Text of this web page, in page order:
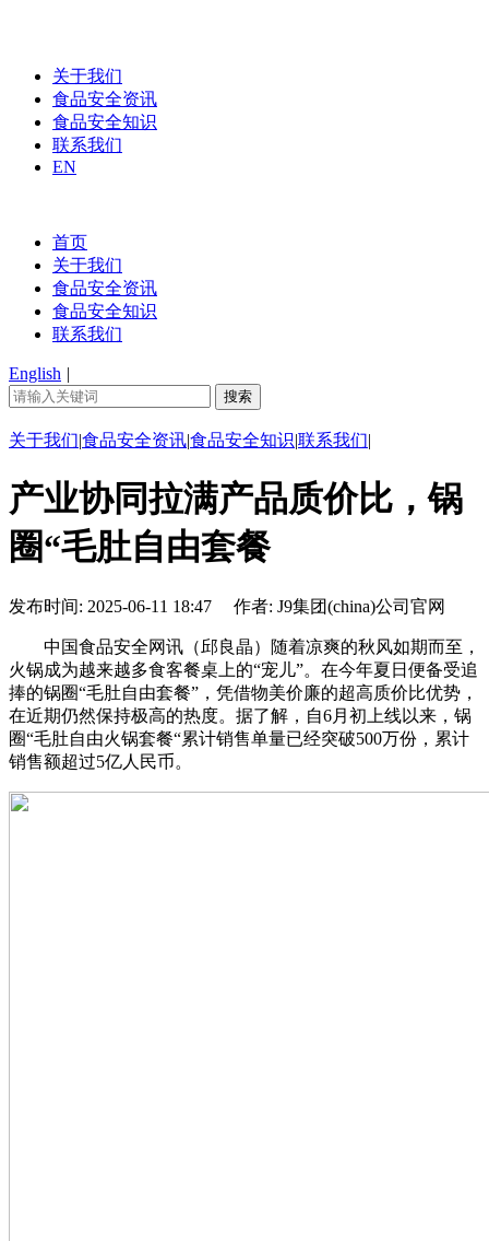
关于我们
食品安全资讯
食品安全知识
联系我们
EN
首页
关于我们
食品安全资讯
食品安全知识
联系我们
English |
关于我们|食品安全资讯|食品安全知识|联系我们|
产业协同拉满产品质价比，锅
圈“毛肚自由套餐
发布时间: 2025-06-11 18:47 作者: J9集团(china)公司官网
中国食品安全网讯（邱良晶）随着凉爽的秋风如期而至，
火锅成为越来越多食客餐桌上的“宠儿”。在今年夏日便备受追
捧的锅圈“毛肚自由套餐”，凭借物美价廉的超高质价比优势，
在近期仍然保持极高的热度。据了解，自6月初上线以来，锅
圈“毛肚自由火锅套餐“累计销售单量已经突破500万份，累计
销售额超过5亿人民币。